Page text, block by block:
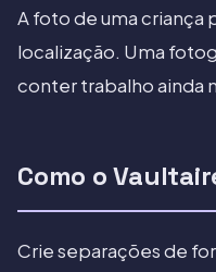
A foto de uma
localização. Uma
conter trabalho ainda
Como o
Crie separações de